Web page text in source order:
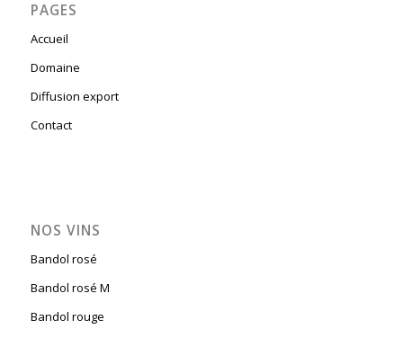
PAGES
Accueil
Domaine
Diffusion export
Contact
NOS VINS
Bandol rosé
Bandol rosé M
Bandol rouge